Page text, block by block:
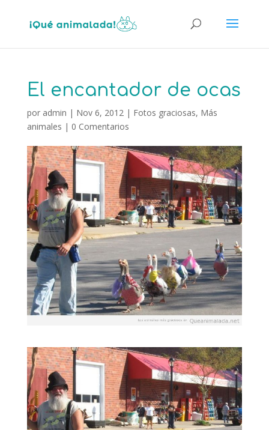
El encantador de ocas
por admin | Nov 6, 2012| Fotos graciosas, Más
animales | 0 Comentarios